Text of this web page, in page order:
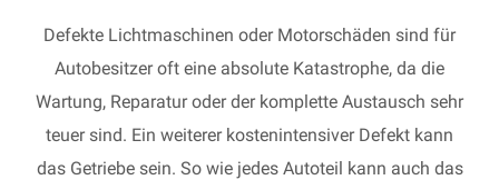
Defekte Lichtmaschinen oder Motorschäden sind für
Autobesitzer oft eine absolute Katastrophe, da die
Wartung, Reparatur oder der komplette Austausch sehr
teuer sind. Ein weiterer kostenintensiver Defekt kann
das Getriebe sein. So wie jedes Autoteil kann auch das